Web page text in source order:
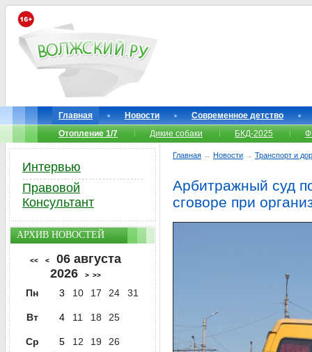
Главная Новости
Современное детство
Отопление 1/7
Дикие собаки БКД-2025
Главная → Новости → Транспорт и
Арбитражный суд
сговоре при
Интервью
Правовой
Консультант
АРХИВ НОВОСТЕЙ
<< <
06 августа
2026
> >>
Пн 3 10 17 24 31
Вт 4 11 18 25
Ср 5 12 19
26